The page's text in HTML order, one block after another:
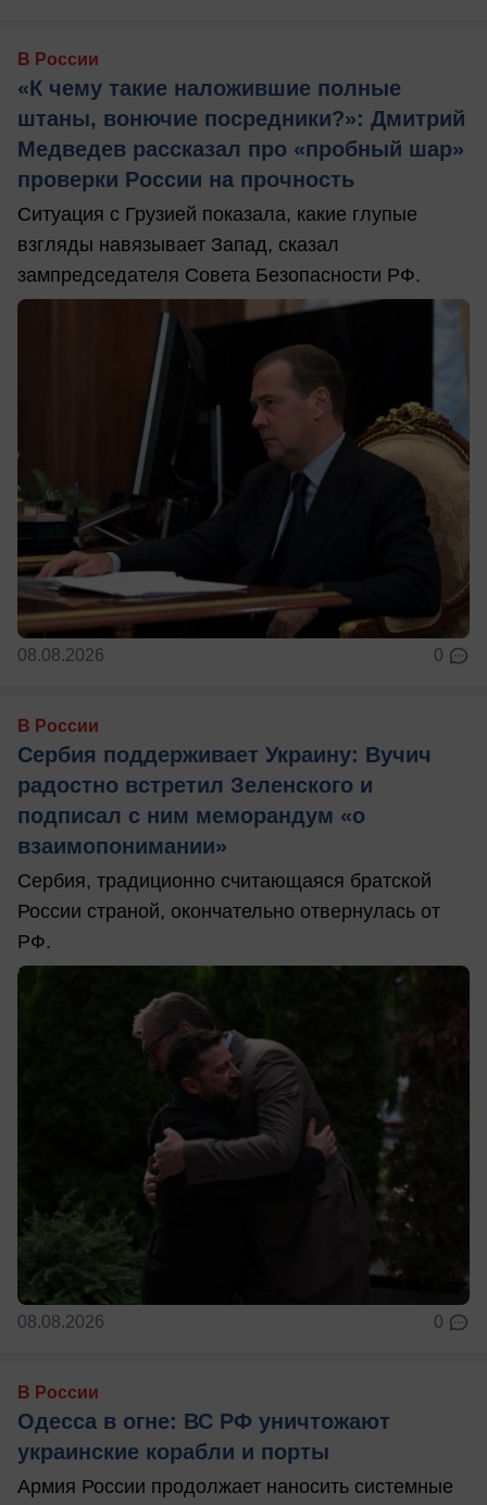
В России
«К чему такие наложившие полные
штаны, вонючие посредники?»: Дмитрий
Медведев рассказал про «пробный шар»
проверки России на прочность
Ситуация с Грузией показала, какие глупые
взгляды навязывает Запад, сказал
зампредседателя Совета Безопасности РФ.
08.08.2026 0
В России
Сербия поддерживает Украину: Вучич
радостно встретил Зеленского и
подписал с ним меморандум «о
взаимопонимании»
Сербия, традиционно считающаяся братской
России страной, окончательно отвернулась от
РФ.
08.08.2026 0
В России
Одесса в огне: ВС РФ уничтожают
украинские корабли и порты
Армия России продолжает наносить системные